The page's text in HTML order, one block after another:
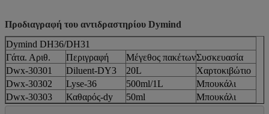
Προδιαγραφή του αντιδραστηρίου Dymind
Dymind DH36/DH31
Γάτα. Αριθ.
Περιγραφή Μέγεθος πακέτωνΣυσκευασία
Dwx-30301
Diluent-DY3 20L
Χαρτοκιβώτιο
Dwx-30302
Lyse-36 500ml/1L
Μπουκάλι
Dwx-30303
Καθαρός-dy 50ml Μπουκάλι